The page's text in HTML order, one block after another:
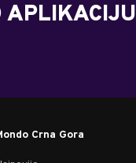
APLIKACIJU
Crna Gora